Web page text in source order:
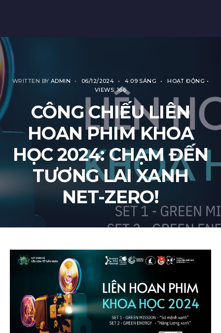
WRITTEN BY ADMIN • 06/12/2024 • 4:09 SÁNG • HOẠT ĐỘNG •
VIEWS: 166
CÔNG CHIẾU LIÊN
HOAN PHIM KHOA
HỌC 2024: CHẠM ĐẾN
TƯƠNG LAI XANH
NET-ZERO!